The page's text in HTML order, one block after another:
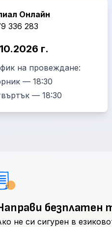
Онлайн
336 283
г.
на провеждане:
— 18:30
— 18:30
безплатен
не си сигурен в